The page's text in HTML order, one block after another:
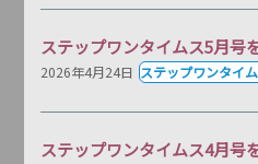
ステップワンタイムス5月号
2026年4月24日 ステップワンタイ
ステップワンタイムス4月号